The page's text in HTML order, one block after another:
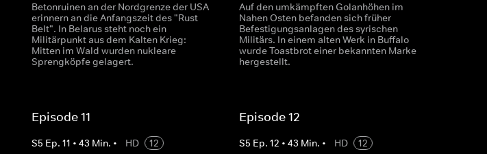
Betonruinen an der Nordgrenze der USA
erinnern an die Anfangszeit des "Rust
Belt". In Belarus steht noch ein
Militärpunkt aus dem Kalten Krieg:
Mitten im Wald wurden nukleare
Sprengköpfe gelagert.
Auf den umkämpften Golanhöhen im
Nahen Osten befanden sich früher
Befestigungsanlagen des syrischen
Militärs. In einem alten Werk in Buffalo
wurde Toastbrot einer bekannten Marke
hergestellt.
Episode 11
S5 Ep. 11 • 43 Min. • HD
12
Episode 12
S5 Ep. 12 • 43 Min. • HD
12